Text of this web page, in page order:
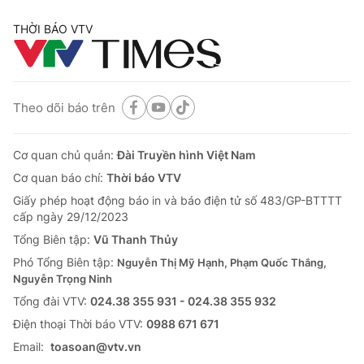
thuận bằng văn bản. Ghi rõ nguồn VTV.vn khi phát hành lại
thông tin từ website này.
THỜI BÁO VTV
Theo dõi báo trên
Cơ quan chủ quản:Đài Truyền hình Việt Nam
Cơ quan báo chí: Thời báo VTV
Giấy phép hoạt động báo in và báo điện tử số 483/GP-BTTTT
cấp ngày 29/12/2023
Tổng Biên tập: Vũ Thanh Thủy
Phó Tổng Biên tập: Nguyễn Thị Mỹ Hạnh, Phạm Quốc Thắng,
Nguyễn Trọng Ninh
Tổng đài VTV: 024.38 355 931 - 024.38 355 932
Ðiện thoại Thời báo VTV: 0988 671 671
Email: toasoan@vtv.vn